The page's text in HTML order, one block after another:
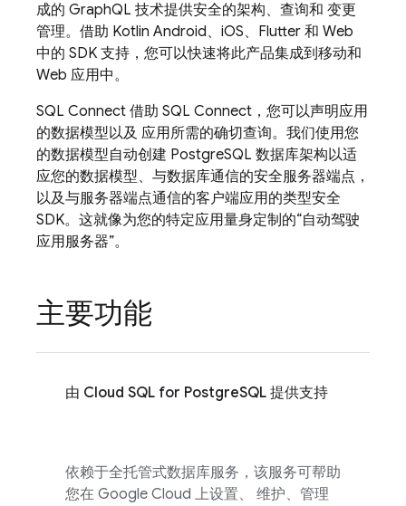
成的 GraphQL 技术提供安全的架构、查询和 变更
管理。借助 Kotlin Android、iOS、Flutter 和 Web
中的 SDK 支持，您可以快速将此产品集成到移动和
Web 应用中。
SQL Connect 借助 SQL Connect，您可以声明应用
的数据模型以及 应用所需的确切查询。我们使用您
的数据模型自动创建 PostgreSQL 数据库架构以适
应您的数据模型、与数据库通信的安全服务器端点，
以及与服务器端点通信的客户端应用的类型安全
SDK。这就像为您的特定应用量身定制的“自动驾驶
应用服务器”。
主要功能
由 Cloud SQL for PostgreSQL 提供支持
依赖于全托管式数据库服务，该服务可帮助
您在 Google Cloud 上设置、 维护、管理